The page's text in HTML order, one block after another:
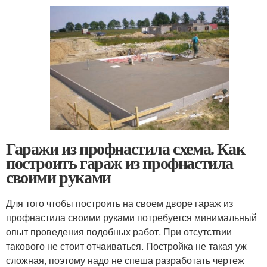
Гаражи из профнастила схема. Как
построить гараж из профнастила
своими руками
Для того чтобы построить на своем дворе гараж из
профнастила своими руками потребуется минимальный
опыт проведения подобных работ. При отсутствии
такового не стоит отчаиваться. Постройка не такая уж
сложная, поэтому надо не спеша разработать чертеж